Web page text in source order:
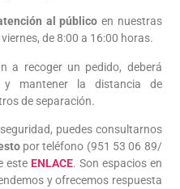
al público en nuestras
de 8:00 a 16:00 horas.
a recoger un pedido, deberá
y mantener la distancia de
de separación.
puedes consultarnos
por teléfono (951 53 06 89/
este ENLACE. Son espacios en
y ofrecemos respuesta